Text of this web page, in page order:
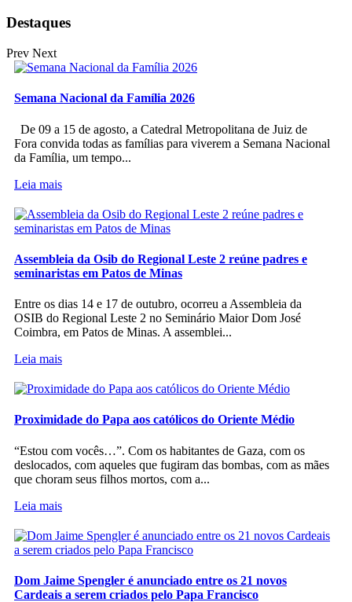
Destaques
Prev Next
Semana Nacional da Família 2026
De 09 a 15 de agosto, a Catedral Metropolitana de Juiz de
Fora convida todas as famílias para viverem a Semana Nacional
da Família, um tempo...
Leia mais
Assembleia da Osib do Regional Leste 2 reúne padres e
seminaristas em Patos de Minas
Entre os dias 14 e 17 de outubro, ocorreu a Assembleia da
OSIB do Regional Leste 2 no Seminário Maior Dom José
Coimbra, em Patos de Minas. A assemblei...
Leia mais
Proximidade do Papa aos católicos do Oriente Médio
“Estou com vocês…”. Com os habitantes de Gaza, com os
deslocados, com aqueles que fugiram das bombas, com as mães
que choram seus filhos mortos, com a...
Leia mais
Dom Jaime Spengler é anunciado entre os 21 novos
Cardeais a serem criados pelo Papa Francisco